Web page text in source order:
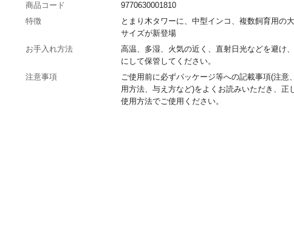
商品コード
9770630001810
特徴
とまり木タワーに、中型インコ、複数飼育用の
サイズが新登場
お手入れ方法
高温、多湿、火気の近く、直射日光などを避け
にして保管してください。
注意事項
ご使用前に必ずパッケージ等への記載事項(注意
用方法、与え方など)をよくお読みいただき、正
使用方法でご使用ください。